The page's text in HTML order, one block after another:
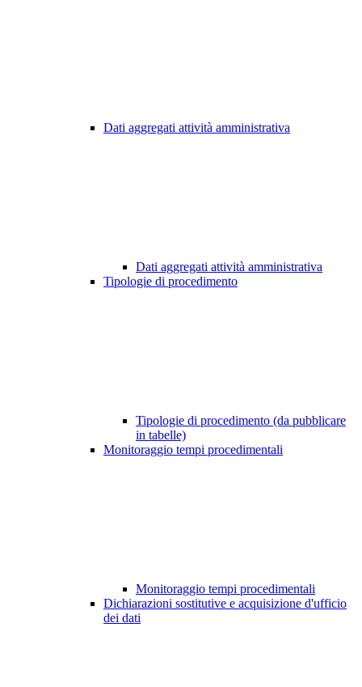
Dati aggregati attività amministrativa
Dati aggregati attività amministrativa
Tipologie di procedimento
Tipologie di procedimento (da pubblicare
in tabelle)
Monitoraggio tempi procedimentali
Monitoraggio tempi procedimentali
Dichiarazioni sostitutive e acquisizione d'ufficio
dei dati